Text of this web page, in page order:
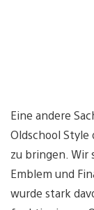
Eine andere
Oldschool Style
zu bringen. Wir
Emblem und
wurde stark